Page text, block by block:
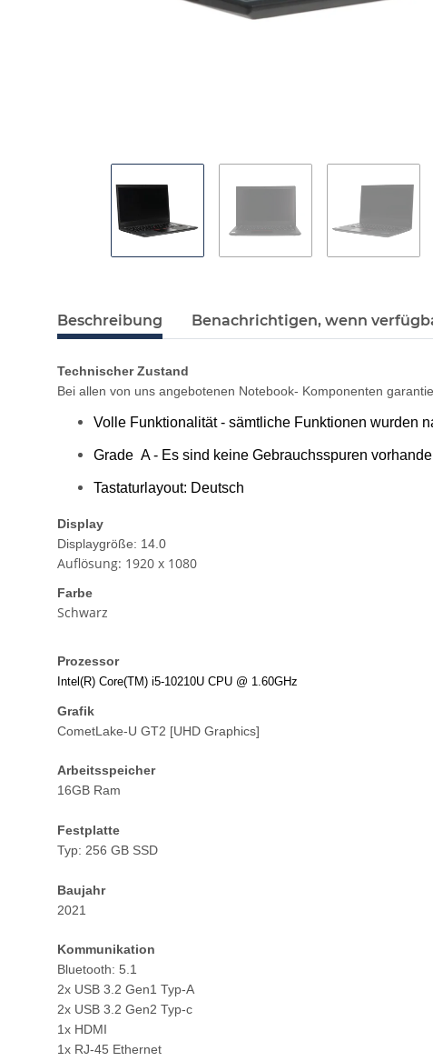
Beschreibung Benachrichtigen, wenn
Technischer Zustand
Bei allen von uns angebotenen Notebook- Komponenten
Volle Funktionalität - sämtliche Funktionen wurden
Grade A - Es sind keine Gebrauchsspuren
Tastaturlayout: Deutsch
Display
Displaygröße: 14.0
Auflösung: 1920 x 1080
Farbe
Schwarz
Prozessor
Intel(R) Core(TM) i5-10210U CPU @ 1.60GHz
Grafik
CometLake-U GT2 [UHD Graphics]
Arbeitsspeicher
16GB Ram
Festplatte
Typ: 256 GB SSD
Baujahr
2021
Kommunikation
Bluetooth: 5.1
2x USB 3.2 Gen1 Typ-A
2x USB 3.2 Gen2 Typ-c
1x HDMI
1x RJ-45 Ethernet